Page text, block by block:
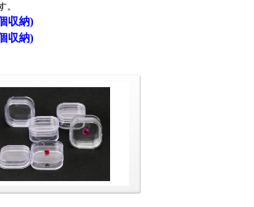
。
収納)
収納)